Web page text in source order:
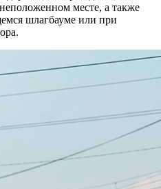
месте, а также
шлагбауме или при